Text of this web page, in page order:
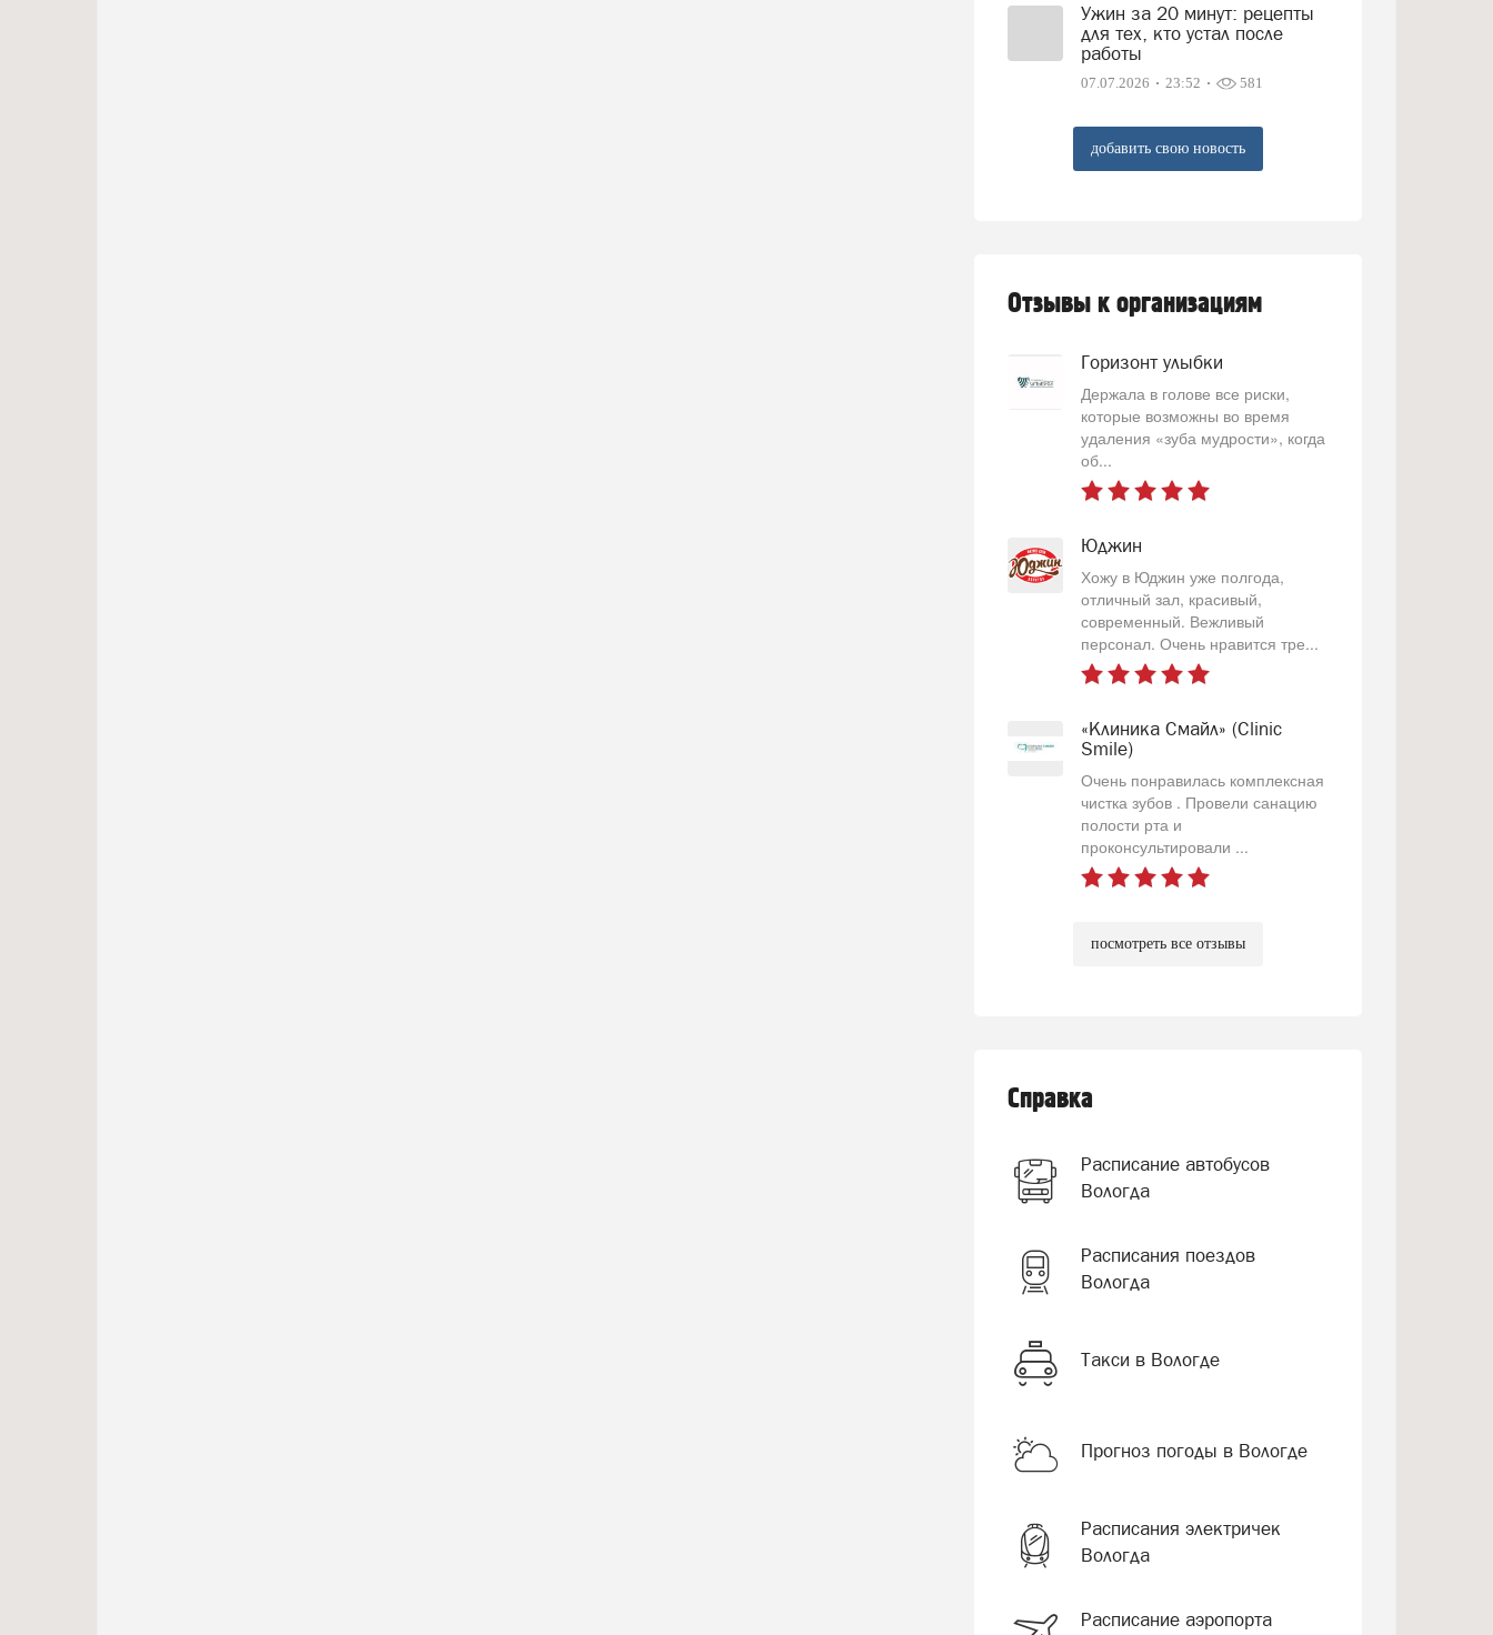
Ужин за 20 минут: рецепты
для тех, кто устал после
работы
07.07.2026 23:52 581
добавить свою новость
Отзывы к организациям
Горизонт улыбки
Держала в голове все риски,
которые возможны во время
удаления «зуба мудрости», когда
об...
Юджин
Хожу в Юджин уже полгода,
отличный зал, красивый,
современный. Вежливый
персонал. Очень нравится тре...
«Клиника Смайл» (Clinic
Smile)
Очень понравилась комплексная
чистка зубов . Провели санацию
полости рта и
проконсультировали ...
посмотреть все отзывы
Справка
Расписание автобусов
Вологда
Расписания поездов
Вологда
Такси в Вологде
Прогноз погоды в Вологде
Расписания электричек
Вологда
Расписание аэропорта